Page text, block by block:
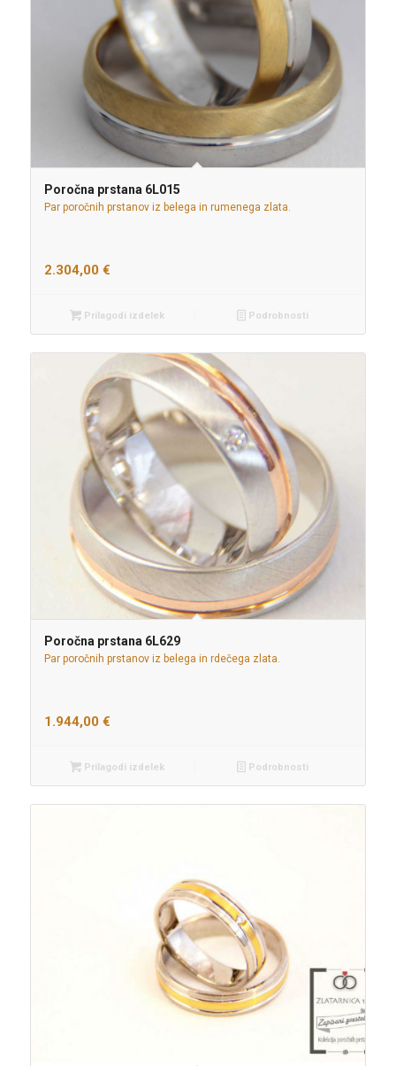
Poročna prstana 6L015
Par poročnih prstanov iz belega in rumenega zlata.
2.304,00 €
Prilagodi izdelek Podrobnosti
Poročna prstana 6L629
Par poročnih prstanov iz belega in rdečega zlata.
1.944,00 €
Prilagodi izdelek Podrobnosti